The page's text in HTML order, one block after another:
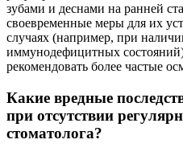
зубами и деснами на ранней
своевременные меры для их
случаях (например, при
иммунодефицитных
рекомендовать более частые
Какие вредные
при отсутствии
стоматолога?